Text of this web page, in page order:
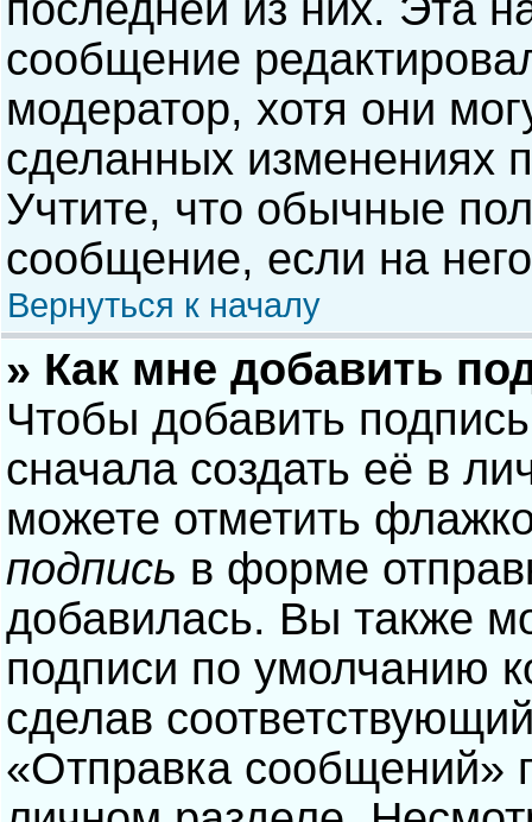
сообщение
модератор, хотя они
сделанных изменениях
Учтите, что обычные
сообщение, если на
Вернуться к началу
» Как мне добавить
Чтобы добавить
сначала создать её в
можете отметить
подпись в форме
добавилась. Вы также
подписи по умолчанию
сделав
«Отправка сообщений»